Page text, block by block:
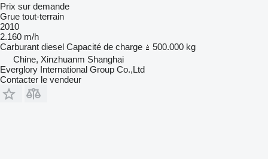
Prix sur demande
Grue tout-terrain
2010
2.160 m/h
Carburant diesel Capacité de charge
500.000 kg
Chine, Xinzhuanm Shanghai
Everglory International Group Co.,Ltd
Contacter le vendeur